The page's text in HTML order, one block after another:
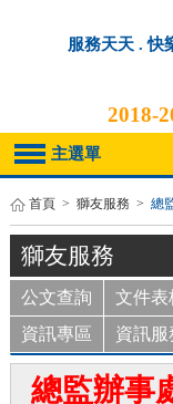
服務天天 . 快
2018-
主選單
首頁 > 獅友服務 > 總
獅友服務
公文查詢 文件表
資訊專區
資訊服
總監辦事